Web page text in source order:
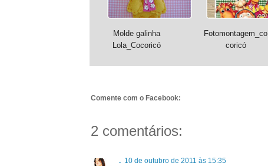
Molde galinha
Lola_Cocoricó
Fotomontagem_co
coricó
Comente com o Facebook:
2 comentários:
. 10 de outubro de 2011 às 15:35